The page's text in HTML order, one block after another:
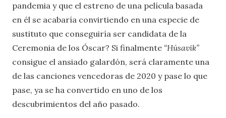
pandemia y que el estreno de una película basada
en él se acabaría convirtiendo en una especie de
sustituto que conseguiría ser candidata de la
Ceremonia de los Óscar? Si finalmente “Húsavik”
consigue el ansiado galardón, será claramente una
de las canciones vencedoras de 2020 y pase lo que
pase, ya se ha convertido en uno de los
descubrimientos del año pasado.